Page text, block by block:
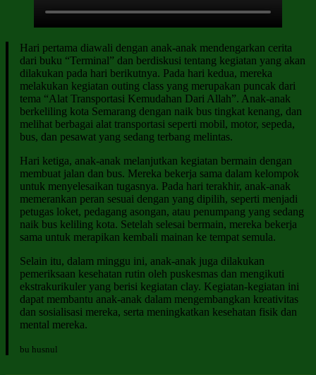
Hari pertama diawali dengan anak-anak mendengarkan cerita
dari buku “Terminal” dan berdiskusi tentang kegiatan yang akan
dilakukan pada hari berikutnya. Pada hari kedua, mereka
melakukan kegiatan outing class yang merupakan puncak dari
tema “Alat Transportasi Kemudahan Dari Allah”. Anak-anak
berkeliling kota Semarang dengan naik bus tingkat kenang, dan
melihat berbagai alat transportasi seperti mobil, motor, sepeda,
bus, dan pesawat yang sedang terbang melintas.
Hari ketiga, anak-anak melanjutkan kegiatan bermain dengan
membuat jalan dan bus. Mereka bekerja sama dalam kelompok
untuk menyelesaikan tugasnya. Pada hari terakhir, anak-anak
memerankan peran sesuai dengan yang dipilih, seperti menjadi
petugas loket, pedagang asongan, atau penumpang yang sedang
naik bus keliling kota. Setelah selesai bermain, mereka bekerja
sama untuk merapikan kembali mainan ke tempat semula.
Selain itu, dalam minggu ini, anak-anak juga dilakukan
pemeriksaan kesehatan rutin oleh puskesmas dan mengikuti
ekstrakurikuler yang berisi kegiatan clay. Kegiatan-kegiatan ini
dapat membantu anak-anak dalam mengembangkan kreativitas
dan sosialisasi mereka, serta meningkatkan kesehatan fisik dan
mental mereka.
bu husnul